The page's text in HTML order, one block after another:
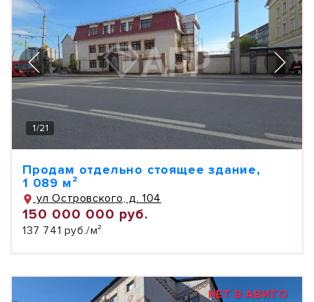
1/21
Продам отдельно стоящее здание,
1 089 м²
ул Островского, д. 104
150 000 000 руб.
137 741 руб./м²
НЕТ В АВИТО